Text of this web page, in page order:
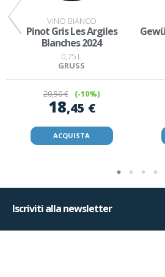
VINO BIANCO
Pinot Gris Les Argiles
Blanches 2024
0,75 L
GRUSS
20,50 € (-10%)
18,45 €
ACQUISTA
Iscriviti alla newsletter